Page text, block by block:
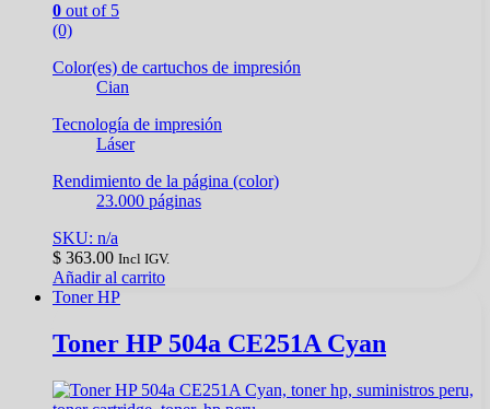
0 out of 5
(0)
Color(es) de cartuchos de impresión
Cian
Tecnología de impresión
Láser
Rendimiento de la página (color)
23.000 páginas
SKU: n/a
$ 363.00 Incl IGV.
Añadir al carrito
Toner HP
Toner HP 504a CE251A Cyan